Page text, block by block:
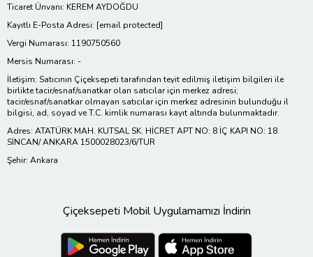
Ticaret Ünvanı: KEREM AYDOĞDU
Kayıtlı E-Posta Adresi: [email protected]
Vergi Numarası: 1190750560
Mersis Numarası: -
İletişim: Satıcının Çiçeksepeti tarafından teyit edilmiş iletişim bilgileri ile
birlikte tacir/esnaf/sanatkar olan satıcılar için merkez adresi;
tacir/esnaf/sanatkar olmayan satıcılar için merkez adresinin bulunduğu il
bilgisi, ad, soyad ve T.C. kimlik numarası kayıt altında bulunmaktadır.
Adres: ATATÜRK MAH. KUTSAL SK. HİCRET APT NO: 8 İÇ KAPI NO: 18
SİNCAN/ ANKARA 1500028023/6/TUR
Şehir: Ankara
Çiçeksepeti Mobil Uygulamamızı İndirin